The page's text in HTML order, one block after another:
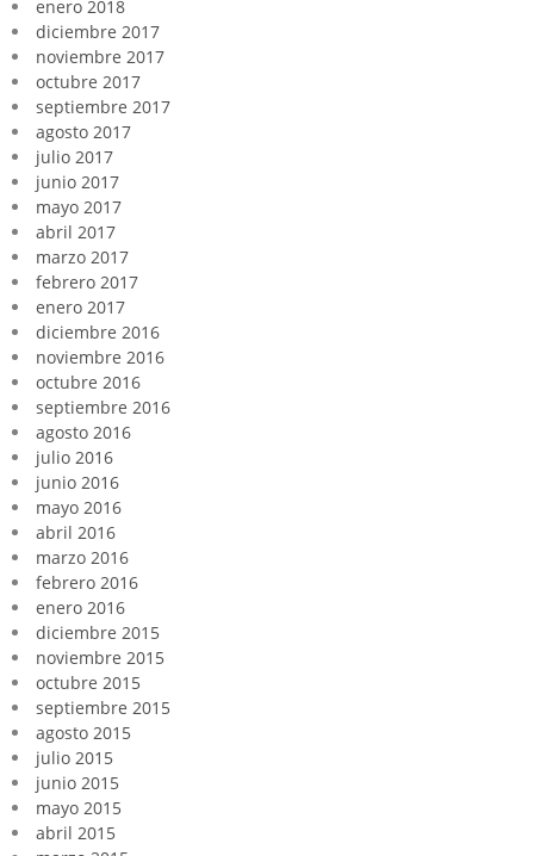
enero 2018
diciembre 2017
noviembre 2017
octubre 2017
septiembre 2017
agosto 2017
julio 2017
junio 2017
mayo 2017
abril 2017
marzo 2017
febrero 2017
enero 2017
diciembre 2016
noviembre 2016
octubre 2016
septiembre 2016
agosto 2016
julio 2016
junio 2016
mayo 2016
abril 2016
marzo 2016
febrero 2016
enero 2016
diciembre 2015
noviembre 2015
octubre 2015
septiembre 2015
agosto 2015
julio 2015
junio 2015
mayo 2015
abril 2015